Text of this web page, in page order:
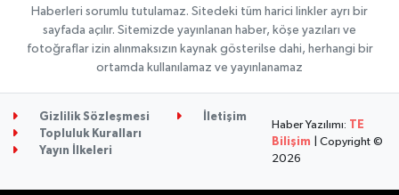
Haberleri sorumlu tutulamaz. Sitedeki tüm harici linkler ayrı bir
sayfada açılır. Sitemizde yayınlanan haber, köşe yazıları ve
fotoğraflar izin alınmaksızın kaynak gösterilse dahi, herhangi bir
ortamda kullanılamaz ve yayınlanamaz
Gizlilik Sözleşmesi
İletişim
Topluluk Kuralları
Yayın İlkeleri
Haber Yazılımı: TE
Bilişim | Copyright ©
2026